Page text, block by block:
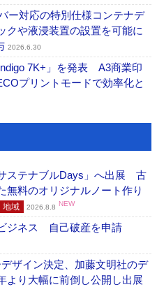
対応の特別仕様コンテナデ
や液浸装置の設置を可能に
2026.6.30
7K+」を発表 A3商業印
プリントモードで効率化と
ステナブルDays」へ出展 古
無料のオリジナルノート作り
地域 2026.8.8 NEW
ジネス 自己破産を申請
ザイン決定、加藤文明社のデ
り大幅に前倒し公開し出展